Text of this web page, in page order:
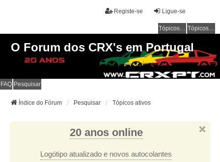
Ligue-se
Registe-se
Tópicos sem resposta Tópicos ativos
O Forum dos CRX's em Portugal
FAQ Pesquisar
Índice do Fórum Pesquisar Tópicos ativos
20 anos online
Logótipo atualizado e novos autocolantes